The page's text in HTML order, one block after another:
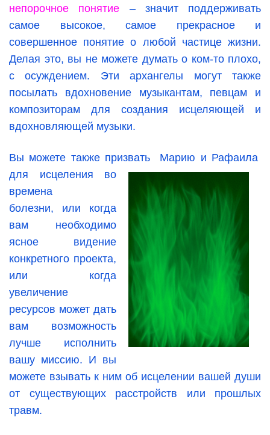
непорочное понятие – значит поддерживать
самое высокое, самое прекрасное и
совершенное понятие о любой частице жизни.
Делая это, вы не можете думать о ком-то плохо,
с осуждением. Эти архангелы могут также
посылать вдохновение музыкантам, певцам и
композиторам для создания исцеляющей и
вдохновляющей музыки.
Вы можете также призвать Марию и Рафаила
для исцеления во
времена
болезни, или когда
вам необходимо
ясное видение
конкретного проекта,
или когда
увеличение
ресурсов может дать
вам возможность
лучше исполнить
вашу миссию. И вы
можете взывать к ним об исцелении вашей души
от существующих расстройств или прошлых
травм.